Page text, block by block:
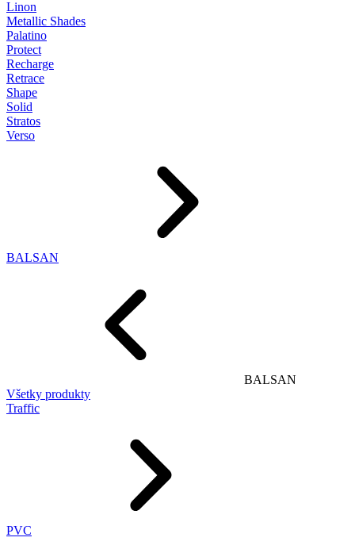
Linon
Metallic Shades
Palatino
Protect
Recharge
Retrace
Shape
Solid
Stratos
Verso
BALSAN
BALSAN
Všetky produkty
Traffic
PVC